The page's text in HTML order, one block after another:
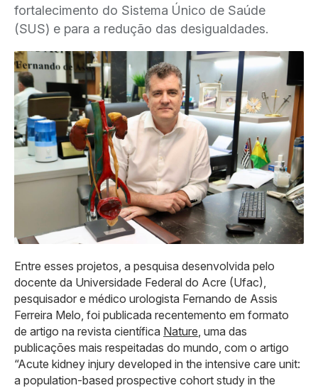
fortalecimento do Sistema Único de Saúde
(SUS) e para a redução das desigualdades.
Entre esses projetos, a pesquisa desenvolvida pelo
docente da Universidade Federal do Acre (Ufac),
pesquisador e médico urologista Fernando de Assis
Ferreira Melo, foi publicada recentemento em formato
de artigo na revista científica Nature , uma das
publicações mais respeitadas do mundo, com o artigo
“Acute kidney injury developed in the intensive care unit:
a population-based prospective cohort study in the